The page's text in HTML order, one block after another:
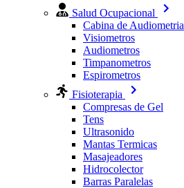
Salud Ocupacional
Cabina de Audiometria
Visiometros
Audiometros
Timpanometros
Espirometros
Fisioterapia
Compresas de Gel
Tens
Ultrasonido
Mantas Termicas
Masajeadores
Hidrocolector
Barras Paralelas